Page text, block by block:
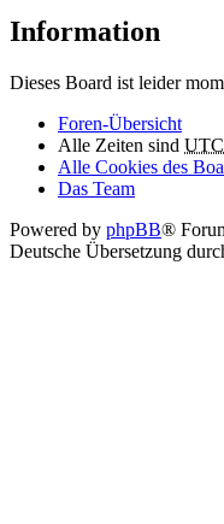
Information
Dieses Board ist leider
Foren-Übersicht
Alle Zeiten sind
Alle Cookies des
Das Team
Powered by phpBB®
Deutsche Übersetzung